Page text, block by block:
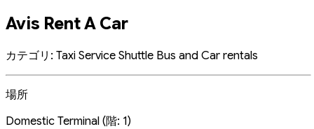
Avis Rent A Car
カテゴリ: Taxi Service Shuttle Bus and Car rentals
場所
Domestic Terminal (階: 1)